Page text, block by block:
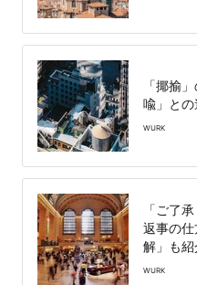
「揶揄
喩」と
WURK
「ご了
返事の
解」も紹
WURK